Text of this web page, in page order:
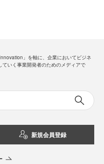
」を軸に、企業においてビジネ
ていく事業開発者のためのメディアで
新規会員登録